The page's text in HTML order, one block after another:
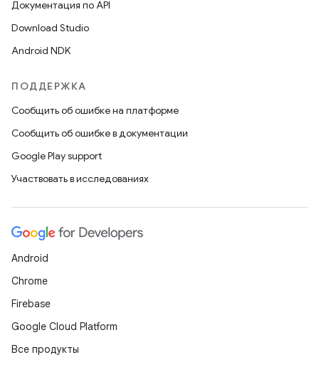
Документация по API
Download Studio
Android NDK
ПОДДЕРЖКА
Сообщить об ошибке на платформе
Сообщить об ошибке в документации
Google Play support
Участвовать в исследованиях
Android
Chrome
Firebase
Google Cloud Platform
Все продукты